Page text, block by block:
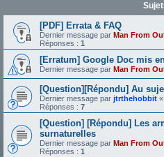
[PDF] Errata & FAQ
Dernier message par Man From
Réponses : 1
[Erratum] Google Doc mis
Dernier message par Man From
[Question][Répondu] Au
Dernier message par jtrthehobbit «
Réponses : 7
[Question] [Répondu] Les
surnaturelles
Dernier message par Man From
Réponses : 1